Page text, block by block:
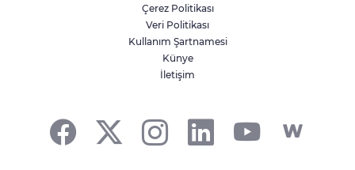
Çerez Politikası
Veri Politikası
Kullanım Şartnamesi
Künye
İletişim